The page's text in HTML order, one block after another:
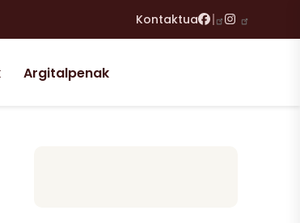
Kontaktua FacebookInstagram
Argitalpenak